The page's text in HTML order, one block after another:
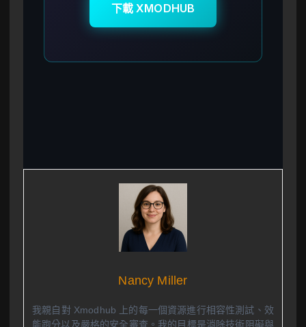
下載 XMODHUB
Nancy Miller
我親自對 Xmodhub 上的每一個資源進行相容性測試、效
能跑分以及嚴格的安全審查。我的目標是消除技術阻礙與